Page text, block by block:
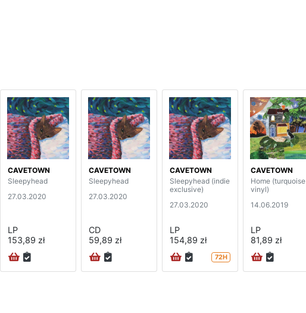
CAVETOWN
Sleepyhead
27.03.2020
LP
153,89 zł
CAVETOWN
Sleepyhead
27.03.2020
CD
59,89 zł
CAVETOWN
Sleepyhead (indie
exclusive)
27.03.2020
LP
154,89 zł
72H
CAVETOWN
Home (turquoise
vinyl)
14.06.2019
LP
81,89 zł